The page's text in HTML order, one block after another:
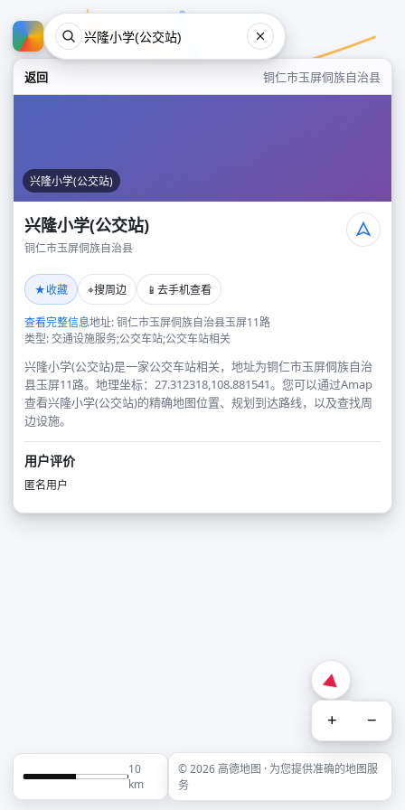
返回 铜仁市玉屏侗族自治县
兴隆小学(公交站)
兴隆小学(公交站)
铜仁市玉屏侗族自治县
★收藏 ⌖搜周边 📱 去手机查看
查看完整信息地址: 铜仁市玉屏侗族自治县玉屏11路
类型: 交通设施服务;公交车站;公交车站相关
兴隆小学(公交站)是一家公交车站相关，地址为铜仁市玉屏侗族自治
县玉屏11路。地理坐标：27.312318,108.881541。您可以通过Amap
查看兴隆小学(公交站)的精确地图位置、规划到达路线，以及查找周
边设施。
用户评价
匿名用户
+ −
10
km
© 2026 高德地图 · 为您提供准确的地图服
务